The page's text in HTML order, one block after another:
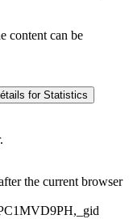
content can be
for Statistics
the current browser